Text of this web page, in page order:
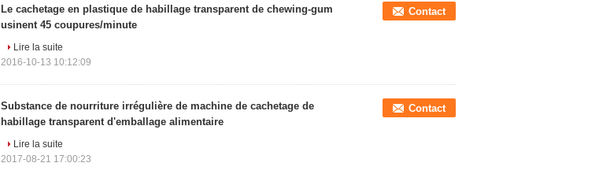
Le cachetage en plastique de habillage transparent de chewing-gum
usinent 45 coupures/minute
Contact
Lire la suite
2016-10-13 10:12:09
Substance de nourriture irrégulière de machine de cachetage de
habillage transparent d'emballage alimentaire
Contact
Lire la suite
2017-08-21 17:00:23